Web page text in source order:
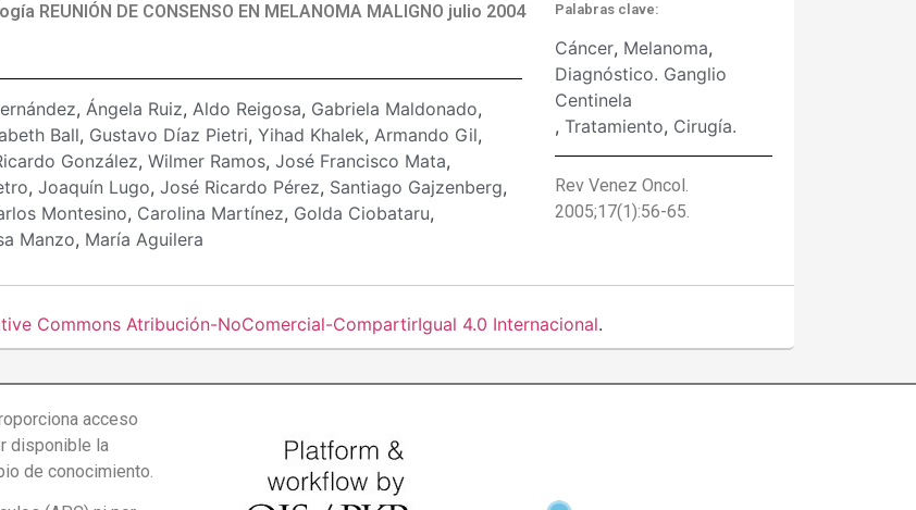
REUNIÓN DE CONSENSO EN MELANOMA MALIGNO julio 2004
, Ángela Ruiz, Aldo Reigosa, Gabriela Maldonado,
Ball, Gustavo Díaz Pietri, Yihad Khalek, Armando Gil,
González, Wilmer Ramos, José Francisco Mata,
, Joaquín Lugo, José Ricardo Pérez, Santiago Gajzenberg,
Montesino, Carolina Martínez, Golda Ciobataru,
Manzo, María Aguilera
Palabras clave:
Cáncer, Melanoma,
Diagnóstico. Ganglio
Centinela
, Tratamiento, Cirugía.
Rev Venez Oncol.
2005;17(1):56-65.
Commons Atribución-NoComercial-CompartirIgual 4.0 Internacional.
acceso
disponible la
de conocimiento.